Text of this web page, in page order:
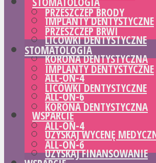
IMPLANTY DENTYSTYCZNE
LICÓWKI DENTYSTYCZNE
KORONA DENTYSTYCZNA
ALL-ON-4
ALL-ON-6
WSPARCIE
UZYSKAJ WYCENĘ
UZYSKAJ FINANSOWANIE
PRZESZCZEP BRODY
PRZESZCZEP BRWI
STOMATOLOGIA
IMPLANTY DENTYSTYCZNE
LICÓWKI DENTYSTYCZNE
KORONA DENTYSTYCZNA
ALL-ON-4
ALL-ON-6